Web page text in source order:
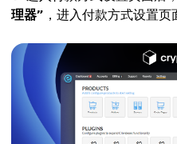
理器” ，进入付款方式设置页